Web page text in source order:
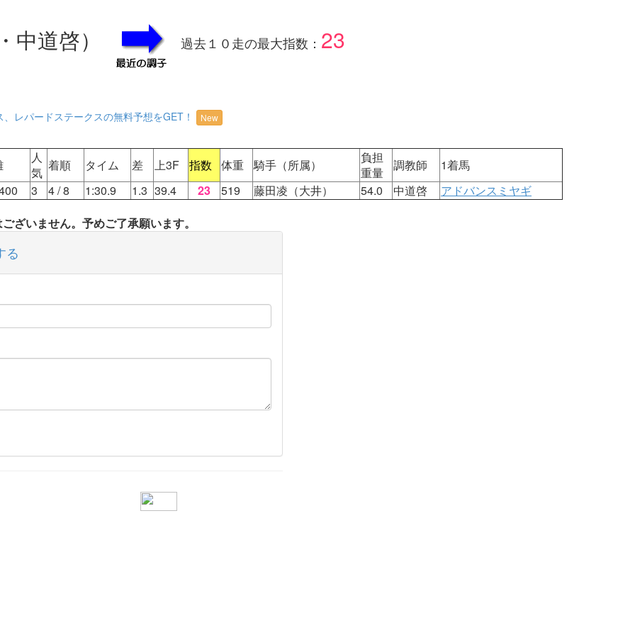
中道啓） 過去１０走の最大指数： 23
レパードステークスの無料予想をGET！ New
人
気 着順 タイム 差 上3F 指数 体重 騎手（所属）
負担
重量
調教師
1着馬
3 4/ 8 1:30.9 1.3 39.4 23 519 藤田凌（大井） 54.0 中道啓
アドバンスミヤギ
ざいません。予めご了承願います。
る